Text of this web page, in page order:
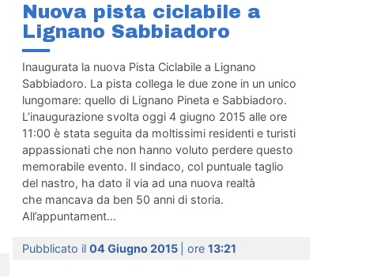
Nuova pista ciclabile a
Lignano Sabbiadoro
Inaugurata la nuova Pista Ciclabile a Lignano
Sabbiadoro. La pista collega le due zone in un unico
lungomare: quello di Lignano Pineta e Sabbiadoro.
L’inaugurazione svolta oggi 4 giugno 2015 alle ore
11:00 è stata seguita da moltissimi residenti e turisti
appassionati che non hanno voluto perdere questo
memorabile evento. Il sindaco, col puntuale taglio
del nastro, ha dato il via ad una nuova realtà
che mancava da ben 50 anni di storia.
All’appuntament...
Pubblicato il 04 Giugno 2015 | ore 13:21